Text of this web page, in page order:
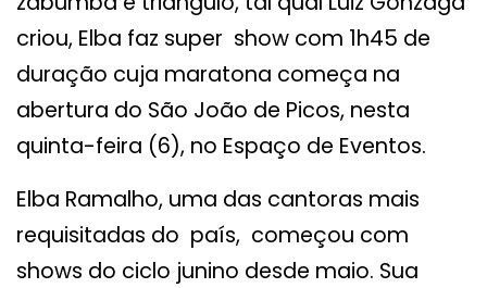
criou, Elba faz super show com 1h45 de
duração cuja maratona começa na
abertura do São João de Picos, nesta
quinta-feira (6), no Espaço de Eventos.
Elba Ramalho, uma das cantoras mais
requisitadas do país, começou com
shows do ciclo junino desde maio. Sua